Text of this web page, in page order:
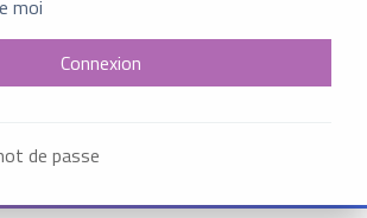
moi
de passe